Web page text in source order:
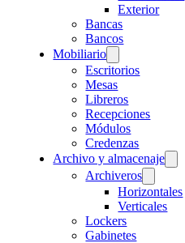
Exterior
Bancas
Bancos
Mobiliario
Escritorios
Mesas
Libreros
Recepciones
Módulos
Credenzas
Archivo y almacenaje
Archiveros
Horizontales
Verticales
Lockers
Gabinetes